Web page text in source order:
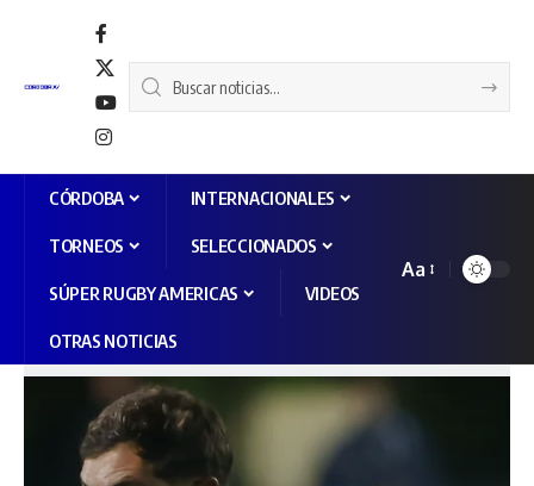
CÓRDOBA INTERNACIONALES
TORNEOS SELECCIONADOS
SÚPER RUGBY AMERICAS VIDEOS
OTRAS NOTICIAS
Aa